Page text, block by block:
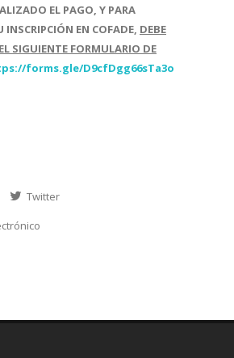
EL PAGO, Y PARA
INSCRIPCIÓN EN COFADE, DEBE
SIGUIENTE FORMULARIO DE
forms.gle/D9cfDgg66sTa3oby7
Twitter